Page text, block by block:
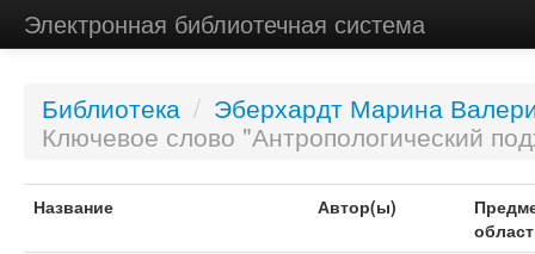
Электронная библиотечная система
Библиотека / Эберхардт Марина
Ключевое слово "Антропологический
Название Автор(ы)